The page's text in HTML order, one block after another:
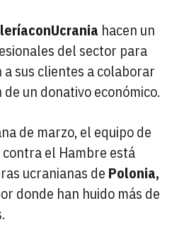
hacen un
del sector para
sus clientes a colaborar
un donativo económico.
de marzo, el equipo de
el Hambre está
ucranianas de Polonia,
donde han huido más de